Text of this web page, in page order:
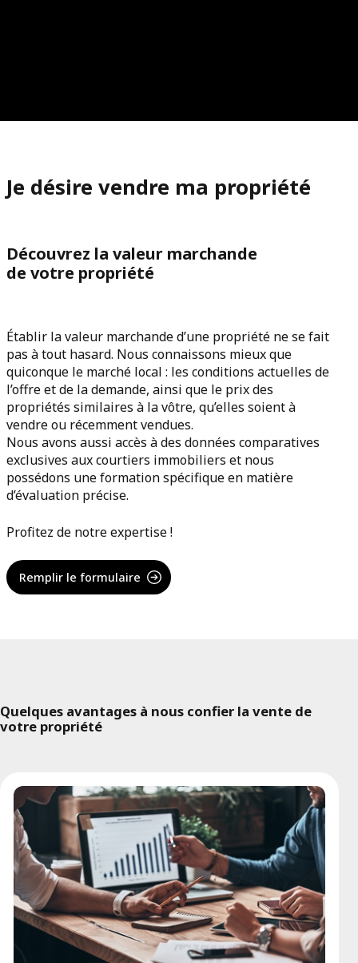
Je désire vendre ma propriété
Découvrez la valeur marchande
de votre propriété
Établir la valeur marchande d’une propriété ne se fait
pas à tout hasard. Nous connaissons mieux que
quiconque le marché local : les conditions actuelles de
l’offre et de la demande, ainsi que le prix des
propriétés similaires à la vôtre, qu’elles soient à
vendre ou récemment vendues.
Nous avons aussi accès à des données comparatives
exclusives aux courtiers immobiliers et nous
possédons une formation spécifique en matière
d’évaluation précise.
Profitez de notre expertise !
Remplir le formulaire
Quelques avantages à nous confier la vente de
votre propriété